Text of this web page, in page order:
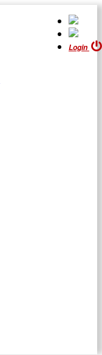
Login